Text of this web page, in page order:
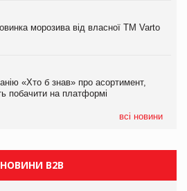
морозива від власної ТМ Varto
«Хто б знав» про асортимент,
побачити на платформі
всі новини
морозива від власної ТМ Varto
«Хто б знав» про асортимент,
побачити на платформі
на 9%
НОВИНИ B2B